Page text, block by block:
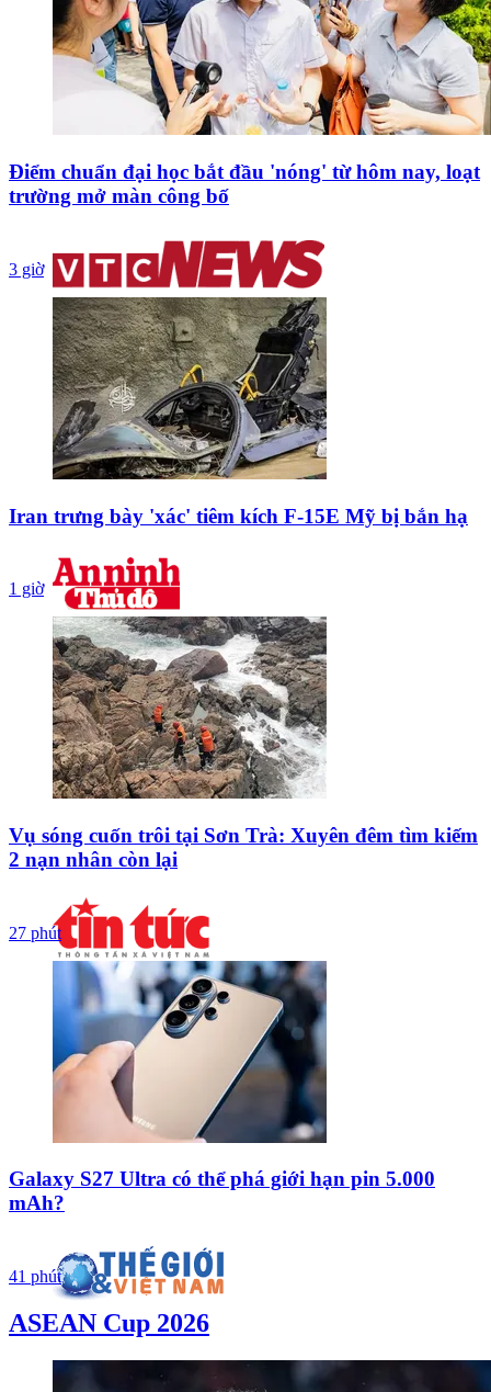
Điểm chuẩn đại học bắt đầu 'nóng' từ hôm nay, loạt
trường mở màn công bố
3 giờ
Iran trưng bày 'xác' tiêm kích F-15E Mỹ bị bắn hạ
1 giờ
Vụ sóng cuốn trôi tại Sơn Trà: Xuyên đêm tìm kiếm
2 nạn nhân còn lại
27 phút
Galaxy S27 Ultra có thể phá giới hạn pin 5.000
mAh?
41 phút
ASEAN Cup 2026